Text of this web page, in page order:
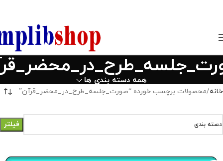
همه دسته بندی ها
خانه محصولات برچسب خورده “صورت_جلسه_طرح_در_محضر_قرآن”
دسته بندی فیلتر